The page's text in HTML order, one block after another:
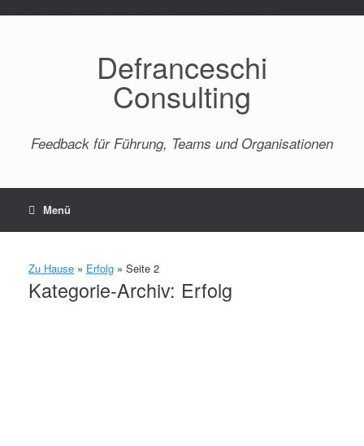
Defranceschi
Consulting
Feedback für Führung, Teams und Organisationen
Menü
Zu Hause » Erfolg » Seite 2
Kategorie-Archiv: Erfolg